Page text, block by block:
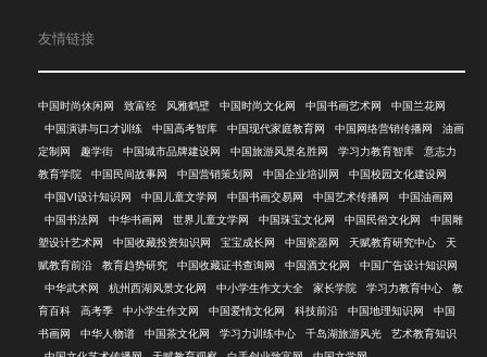
友情链接
中国时尚休闲网 致富经 风雅鹤壁 中国时尚文化网 中国书画艺术网
中国兰花网
中国演讲与口才训练
中国高考智库 中国现代家庭教育网 中国网络营销传播网
油画
定制网
趣学街 中国城市品牌建设网 中国旅游风景名胜网 学习力教育智库
意志力
教育学院
中国民间故事网 中国营销策划网 中国企业培训网
中国校园文化建设网
中国VI设计知识网
中国儿童文学网 中国书画交易网 中国艺术传播网
中国油画网
中国书法网
中华书画网 世界儿童文学网 中国珠宝文化网 中国民俗文化网
中国雕
塑设计艺术网
中国收藏投资知识网 宝宝成长网 中国瓷器网 天赋教育研究中心
天
赋教育前沿
教育趋势研究 中国收藏证书查询网 中国酒文化网
中国广告设计知识网
中华武术网
杭州西湖风景文化网 中小学生作文大全 家长学院 学习力教育中心
教
育百科
高考季 中小学生作文网 中国爱情文化网 科技前沿 中国地理知识网
中国
书画网
中华人物谱 中国茶文化网 学习力训练中心 千岛湖旅游风光
艺术教育知识